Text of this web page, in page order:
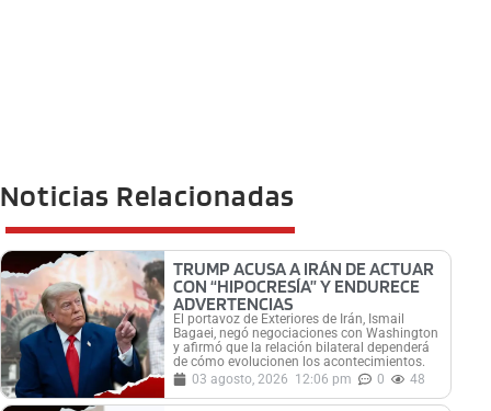
Noticias Relacionadas
TRUMP ACUSA A IRÁN DE ACTUAR
CON “HIPOCRESÍA” Y ENDURECE
ADVERTENCIAS
El portavoz de Exteriores de Irán, Ismail
Bagaei, negó negociaciones con Washington
y afirmó que la relación bilateral dependerá
de cómo evolucionen los acontecimientos.
03 agosto, 2026 12:06 pm 0 48